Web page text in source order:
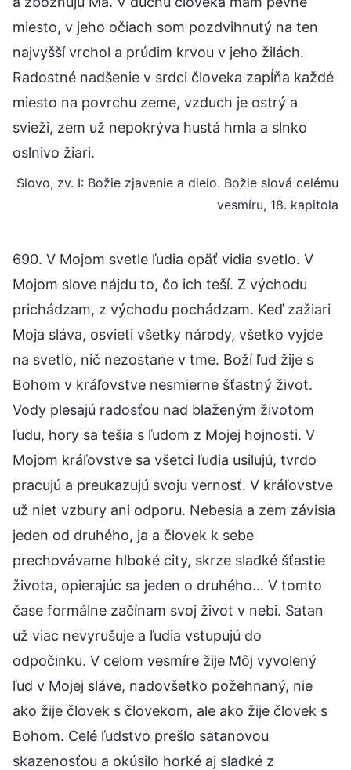
miesto, v jeho očiach som pozdvihnutý na ten
najvyšší vrchol a prúdim krvou v jeho žilách.
Radostné nadšenie v srdci človeka zapĺňa každé
miesto na povrchu zeme, vzduch je ostrý a
svieži, zem už nepokrýva hustá hmla a slnko
oslnivo žiari.
Slovo, zv. I: Božie zjavenie a dielo. Božie slová celému
vesmíru, 18. kapitola
690. V Mojom svetle ľudia opäť vidia svetlo. V
Mojom slove nájdu to, čo ich teší. Z východu
prichádzam, z východu pochádzam. Keď zažiari
Moja sláva, osvieti všetky národy, všetko vyjde
na svetlo, nič nezostane v tme. Boží ľud žije s
Bohom v kráľovstve nesmierne šťastný život.
Vody plesajú radosťou nad blaženým životom
ľudu, hory sa tešia s ľudom z Mojej hojnosti. V
Mojom kráľovstve sa všetci ľudia usilujú, tvrdo
pracujú a preukazujú svoju vernosť. V kráľovstve
už niet vzbury ani odporu. Nebesia a zem závisia
jeden od druhého, ja a človek k sebe
prechovávame hlboké city, skrze sladké šťastie
života, opierajúc sa jeden o druhého… V tomto
čase formálne začínam svoj život v nebi. Satan
už viac nevyrušuje a ľudia vstupujú do
odpočinku. V celom vesmíre žije Môj vyvolený
ľud v Mojej sláve, nadovšetko požehnaný, nie
ako žije človek s človekom, ale ako žije človek s
Bohom. Celé ľudstvo prešlo satanovou
skazenosťou a okúsilo horké aj sladké z